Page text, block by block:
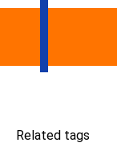
Related tags